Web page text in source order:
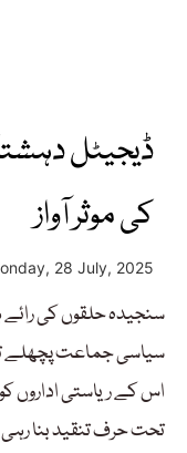
ڈیجیٹل
کی موثر آواز
28 July, 2025
سنجیدہ حلقوں کی
سیاسی جماعت پچھلے
اس کے ریاستی
تحت حرف تنقید بنا